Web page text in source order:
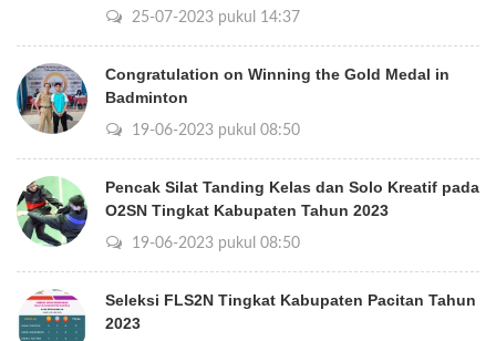
25-07-2023 pukul 14:37
Congratulation on Winning the Gold Medal in
Badminton
19-06-2023 pukul 08:50
Pencak Silat Tanding Kelas dan Solo Kreatif pada
O2SN Tingkat Kabupaten Tahun 2023
19-06-2023 pukul 08:50
Seleksi FLS2N Tingkat Kabupaten Pacitan Tahun
2023